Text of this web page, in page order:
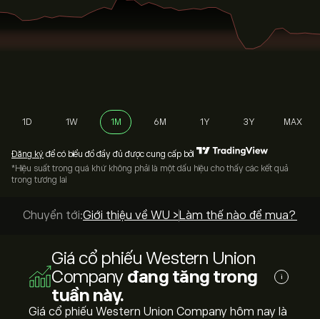
1D 1W 1M 6M 1Y 3Y MAX
Đăng ký để có biểu đồ đầy đủ được cung cấp bởi
*Hiệu suất trong quá khứ không phải là một dấu hiệu cho thấy các kết quả
trong tương lai
Chuyển tới:Giới thiệu về WU > Làm thế nào để mua? >
Giá cổ phiếu Western Union
Company đang tăng trong
tuần này.
i
Giá cổ phiếu Western Union Company hôm nay là